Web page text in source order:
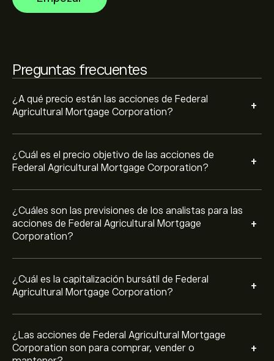
Preguntas frecuentes
¿A qué precio están las acciones de Federal
Agricultural Mortgage Corporation?
+
¿Cuál es el precio objetivo de las acciones de
Federal Agricultural Mortgage Corporation?
+
¿Cuáles son las previsiones de los analistas para las
acciones de Federal Agricultural Mortgage
Corporation?
+
crecimiento previsto. Consulta las previsiones más
¿Cuál es la capitalización bursátil de Federal
Agricultural Mortgage Corporation?
+
¿Las acciones de Federal Agricultural Mortgage
Corporation son para comprar, vender o
+
Basado en las recomendaciones de 1 analistas para
AGM en los últimos 3 meses, el consenso general es